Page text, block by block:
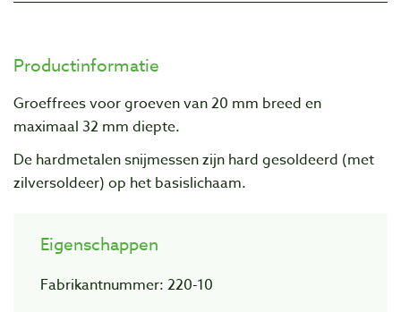
Productinformatie
Groeffrees voor groeven van 20 mm breed en
maximaal 32 mm diepte.
De hardmetalen snijmessen zijn hard gesoldeerd (met
zilversoldeer) op het basislichaam.
Eigenschappen
Fabrikantnummer: 220-10